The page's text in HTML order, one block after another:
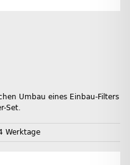
Umbau eines Einbau-Filters
Set.
Werktage